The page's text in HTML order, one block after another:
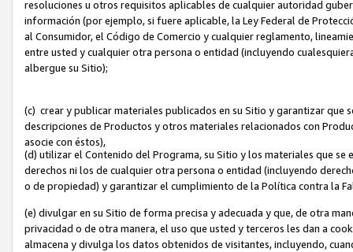
resoluciones u otros requisitos aplicables de cualquier autoridad
información (por ejemplo, si fuere aplicable, la Ley Federal de
al Consumidor, el Código de Comercio y cualquier reglamento,
entre usted y cualquier otra persona o entidad (incluyendo
albergue su Sitio);
(c) crear y publicar materiales publicados en su Sitio y garantizar que
descripciones de Productos y otros materiales relacionados con
asocie con éstos),
(d) utilizar el Contenido del Programa, su Sitio y los materiales que se
derechos ni los de cualquier otra persona o entidad (incluyendo
o de propiedad) y garantizar el cumplimiento de la Política contra la
(e) divulgar en su Sitio de forma precisa y adecuada y que, de otra
privacidad o de otra manera, el uso que usted y terceros les dan a
almacena y divulga los datos obtenidos de visitantes, incluyendo,